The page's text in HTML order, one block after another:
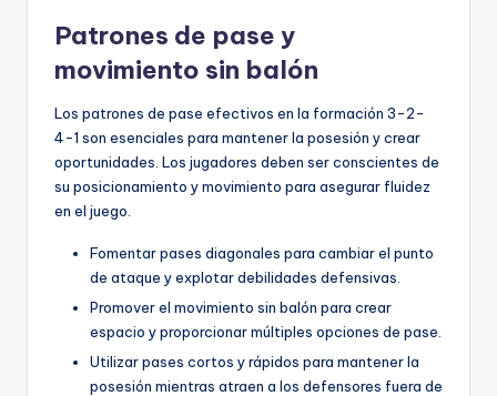
Patrones de pase y
movimiento sin balón
Los patrones de pase efectivos en la formación 3-2-
4-1 son esenciales para mantener la posesión y crear
oportunidades. Los jugadores deben ser conscientes de
su posicionamiento y movimiento para asegurar fluidez
en el juego.
Fomentar pases diagonales para cambiar el punto
de ataque y explotar debilidades defensivas.
Promover el movimiento sin balón para crear
espacio y proporcionar múltiples opciones de pase.
Utilizar pases cortos y rápidos para mantener la
posesión mientras atraen a los defensores fuera de